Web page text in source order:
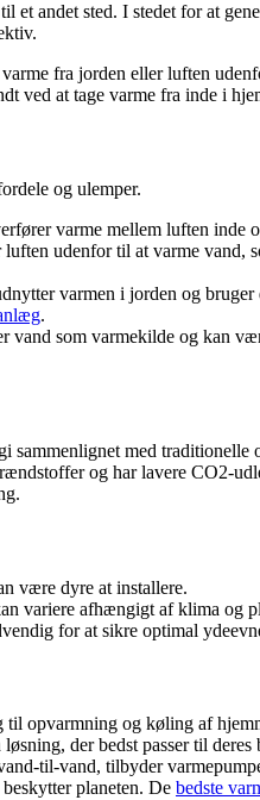
et andet sted. I stedet for at
fra jorden eller luften
ved at tage varme fra inde i
og ulemper.
varme mellem luften inde
luften udenfor til at varme vand,
varmen i jorden og
.
vand som varmekilde og kan
sammenlignet med traditionelle
og har lavere CO2-
være dyre at installere.
variere afhængigt af klima og
for at sikre optimal
opvarmning og køling af
der bedst passer til
til-vand, tilbyder
planeten. De bedste